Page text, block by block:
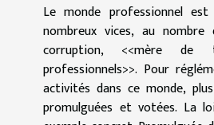
Le monde professionnel
nombreux vices, au nombre
corruption, <<mère
professionnels>>. Pour
activités dans ce monde,
promulguées et votées. La